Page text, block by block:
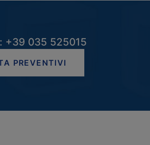
+39 035 525015
PREVENTIVI